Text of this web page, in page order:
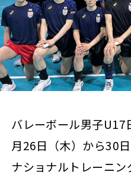
バレーボール男子U17
月26日（木）から30
ナショナルトレーニ